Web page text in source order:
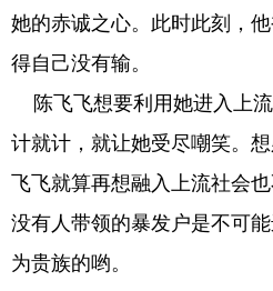
她的赤诚之心。此时此刻，
得自己没有输。
陈飞飞想要利用她进入上
计就计，就让她受尽嘲笑。
飞飞就算再想融入上流社会
没有人带领的暴发户是不可
为贵族的哟。